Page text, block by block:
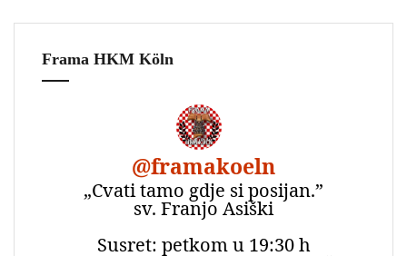
Frama HKM Köln
@framakoeln
„Cvati tamo gdje si posijan.”
sv. Franjo Asiški
Susret: petkom u 19:30 h